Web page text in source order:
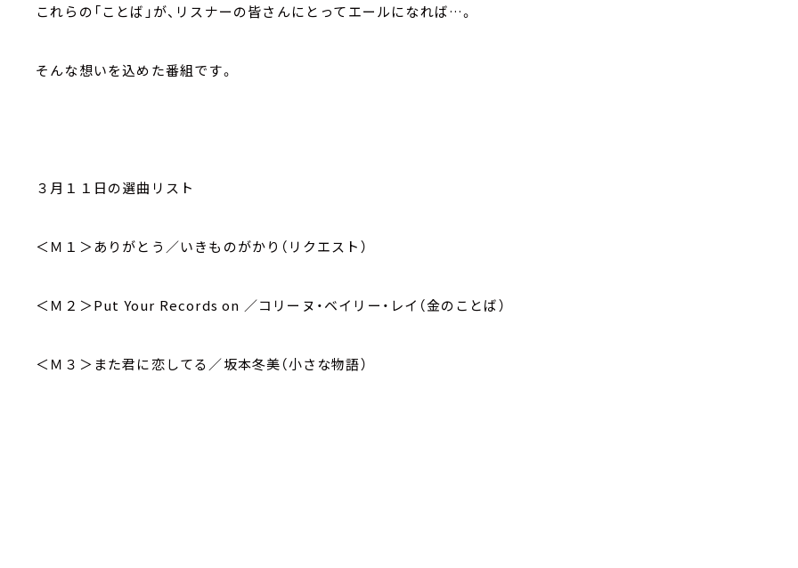
これらの「ことば」が、リスナーの皆さんにとってエールになれば…。
そんな想いを込めた番組です。
３月１１日の選曲リスト
＜Ｍ１＞ありがとう／いきものがかり（リクエスト）
＜Ｍ２＞Put Your Records on ／コリーヌ・ベイリー・レイ（金のことば）
＜Ｍ３＞また君に恋してる／坂本冬美（小さな物語）